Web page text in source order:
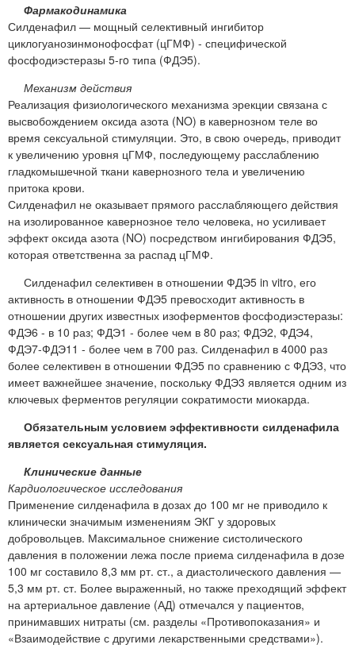
Фармакодинамика
Силденафил — мощный селективный ингибитор
циклогуанозинмонофосфат (цГМФ) - специфической
фосфодиэстеразы 5-гo типа (ФДЭ5).
Механизм действия
Реализация физиологического механизма эрекции связана с
высвобождением оксида азота (NO) в кавернозном теле во
время сексуальной стимуляции. Это, в свою очередь, приводит
к увеличению уровня цГМФ, последующему расслаблению
гладкомышечной ткани кавернозного тела и увеличению
притока крови.
Силденафил не оказывает прямого расслабляющего действия
на изолированное кавернозное тело человека, но усиливает
эффект оксида азота (NO) посредством ингибирования ФДЭ5,
которая ответственна за распад цГМФ.
Силденафил селективен в отношении ФДЭ5 in vitro, его
активность в отношении ФДЭ5 превосходит активность в
отношении других известных изоферментов фосфодиэстеразы:
ФДЭ6 - в 10 раз; ФДЭ1 - более чем в 80 раз; ФДЭ2, ФДЭ4,
ФДЭ7-ФДЭ11 - более чем в 700 раз. Силденафил в 4000 раз
более селективен в отношении ФДЭ5 по сравнению с ФДЭ3, что
имеет важнейшее значение, поскольку ФДЭ3 является одним из
ключевых ферментов регуляции сократимости миокарда.
Обязательным условием эффективности силденафила
является сексуальная стимуляция.
Клинические данные
Кардиологическое исследования
Применение силденафила в дозах до 100 мг не приводило к
клинически значимым изменениям ЭКГ у здоровых
добровольцев. Максимальное снижение систолического
давления в положении лежа после приема силденафила в дозе
100 мг составило 8,3 мм рт. ст., а диастолического давления —
5,3 мм рт. ст. Более выраженный, но также преходящий эффект
на артериальное давление (АД) отмечался у пациентов,
принимавших нитраты (см. разделы «Противопоказания» и
«Взаимодействие с другими лекарственными средствами»).